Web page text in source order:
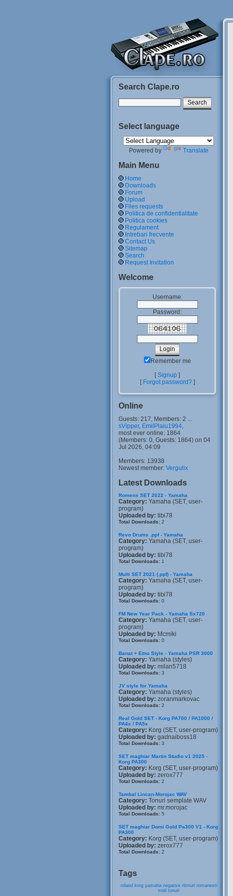
Search Clape.ro
Select language
Powered by Translate
Main Menu
Home
Downloads
Forum
Upload
Files requests
Politica de confidentialitate
Politica cookies
Regulament
Intrebari frecvente
Contact Us
Sitemap
Search
Request Invitation
Welcome
Username:
Password:
Remember me
[Signup ]
[ Forgot password?]
Online
Guests: 217, Members: 2 ...
sVipper, EmilPlaiu1994,
most ever online: 1864
(Members: 0, Guests: 1864) on 04
Jul 2026, 04:09
Members: 13938
Newest member: Vergulix
Latest Downloads
Romens SET 2022 - Yamaha
Category: Yamaha (SET, user-
program)
Uploaded by: tibi78
Total Downloads: 2
Revo Drums .ppf - Yamaha
Category: Yamaha (SET, user-
program)
Uploaded by: tibi78
Total Downloads: 1
Multi SET 2021 (.ppf) - Yamaha
Category: Yamaha (SET, user-
program)
Uploaded by: tibi78
Total Downloads: 0
FM New Year Pack - Yamaha Sx720
Category: Yamaha (SET, user-
program)
Uploaded by: Mcmiki
Total Downloads: 0
Banat + Etno Style - Yamaha PSR 3000
Category: Yamaha (styles)
Uploaded by: milan5718
Total Downloads: 3
JV style for Yamaha
Category: Yamaha (styles)
Uploaded by: zoranmarkovac
Total Downloads: 2
Real Gold SET - Korg PA700 / PA1000 /
PA4x / PA5x
Category: Korg (SET, user-program)
Uploaded by: gadnaiboss18
Total Downloads: 3
SET maghiar Martin Studio v1 2025 -
Korg PA300
Category: Korg (SET, user-program)
Uploaded by: zerox777
Total Downloads: 2
Tambal Lincan-Morojac WAV
Category: Tonuri semplate WAV
Uploaded by: mr.morojac
Total Downloads: 5
SET maghiar Domi Gold Pa300 V1 - Korg
PA300
Category: Korg (SET, user-program)
Uploaded by: zerox777
Total Downloads: 2
Tags
roland korg yamaha negative ritmuri romanesti
midi tonuri